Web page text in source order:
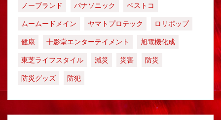
ノーブランド
パナソニック
ベストコ
ムームードメイン
ヤマトプロテック
ロリポップ
健康
十影堂エンターテイメント
旭電機化成
東芝ライフスタイル
減災 災害
防災
防災グッズ
防犯